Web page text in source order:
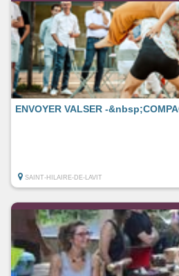
ENVOYER VALSER -
SAINT-HILAIRE-DE-LAVIT